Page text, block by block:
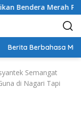
Merah Putih
Berita Berbahasa
Semangat
di Nagari Tapi